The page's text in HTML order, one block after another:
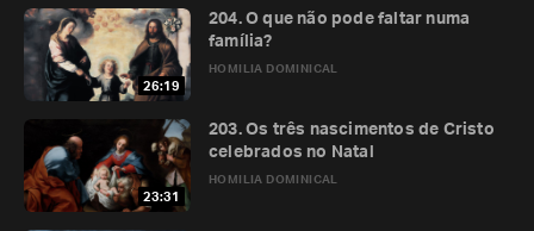
26:19
HOMILIA DOMINICAL
204. O que não pode faltar numa
família?
23:31
HOMILIA DOMINICAL
203. Os três nascimentos de Cristo
celebrados no Natal